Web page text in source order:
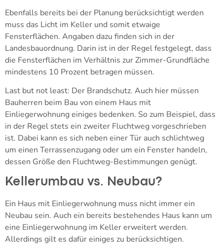
Ebenfalls bereits bei der Planung berücksichtigt werden
muss das Licht im Keller und somit etwaige
Fensterflächen. Angaben dazu finden sich in der
Landesbauordnung. Darin ist in der Regel festgelegt, dass
die Fensterflächen im Verhältnis zur Zimmer-Grundfläche
mindestens 10 Prozent betragen müssen.
Last but not least: Der Brandschutz. Auch hier müssen
Bauherren beim Bau von einem Haus mit
Einliegerwohnung einiges bedenken. So zum Beispiel, dass
in der Regel stets ein zweiter Fluchtweg vorgeschrieben
ist. Dabei kann es sich neben einer Tür auch schlichtweg
um einen Terrassenzugang oder um ein Fenster handeln,
dessen Größe den Fluchtweg-Bestimmungen genügt.
Kellerumbau vs. Neubau?
Ein Haus mit Einliegerwohnung muss nicht immer ein
Neubau sein. Auch ein bereits bestehendes Haus kann um
eine Einliegerwohnung im Keller erweitert werden.
Allerdings gilt es dafür einiges zu berücksichtigen.